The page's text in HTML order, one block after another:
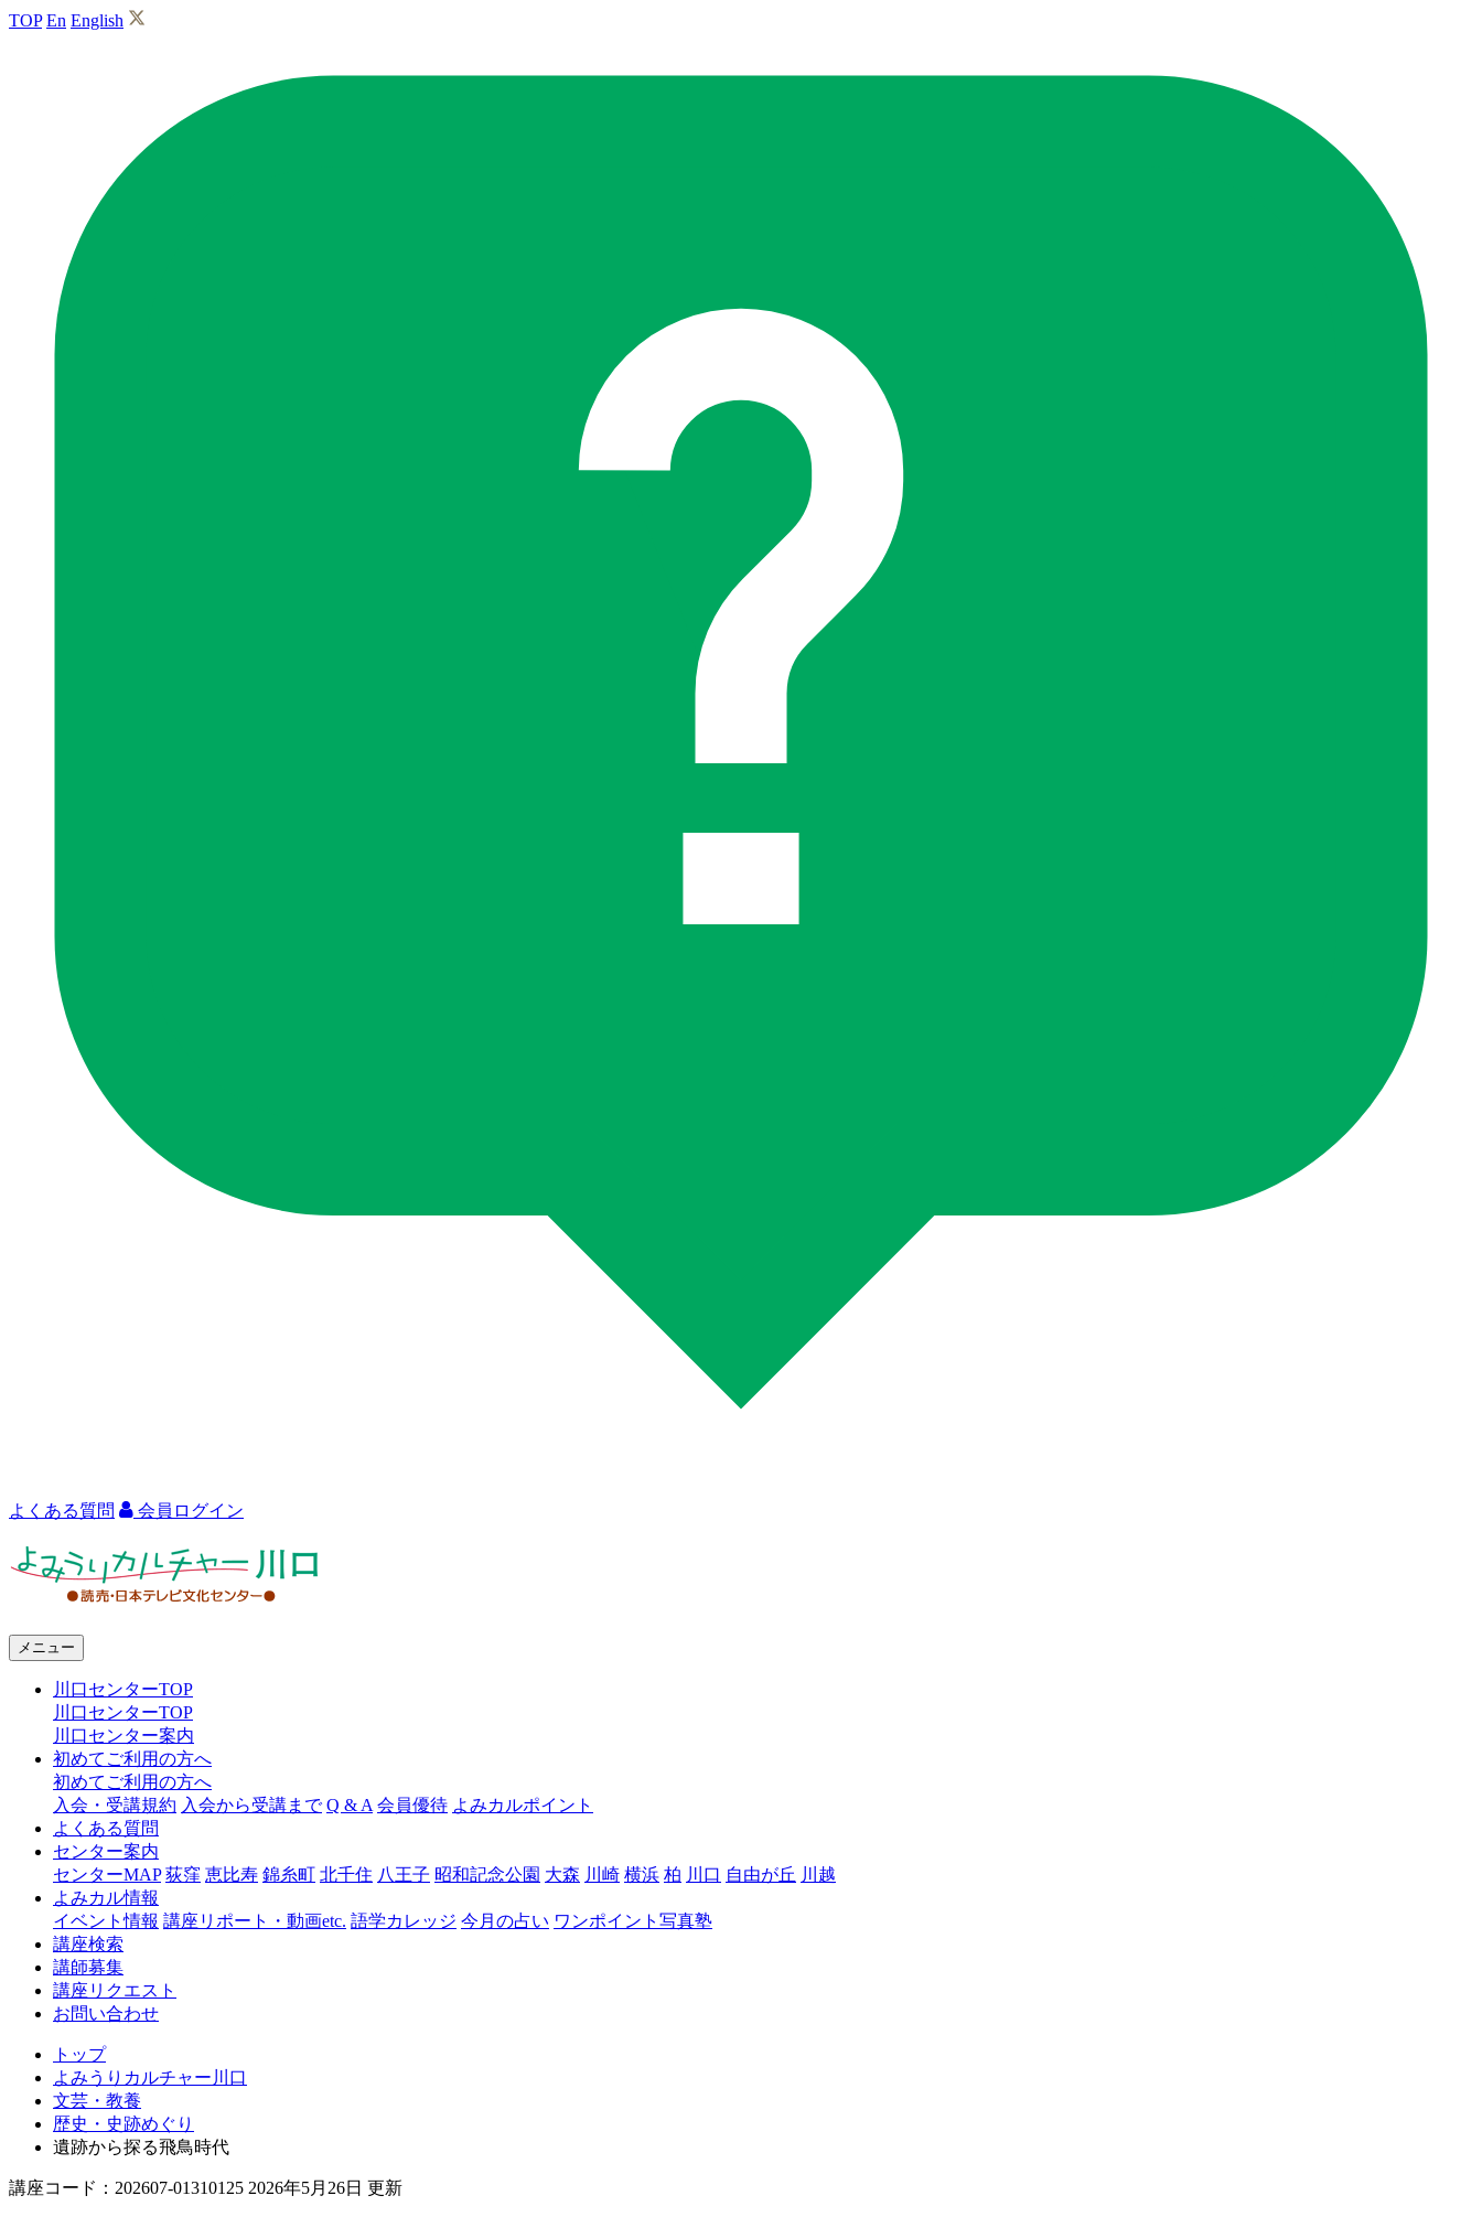
TOP En English
よくある質問 会員ログイン
ャ
川
口
メニュー
川口センターTOP
川口センターTOP
川口センター案内
初めてご利用の方へ
初めてご利用の方へ
入会・受講規約 入会から受講まで Q & A 会員優待 よみカルポイント
よくある質問
センター案内
センターMAP 荻窪 恵比寿 錦糸町 北千住 八王子 昭和記念公園 大森 川崎 横浜 柏 川口 自由が丘 川越
よみカル情報
イベント情報 講座リポート・動画etc. 語学カレッジ 今月の占い ワンポイント写真塾
講座検索
講師募集
講座リクエスト
お問い合わせ
トップ
よみうりカルチャー川口
文芸・教養
歴史・史跡めぐり
遺跡から探る飛鳥時代
講座コード：202607-01310125 2026年5月26日 更新